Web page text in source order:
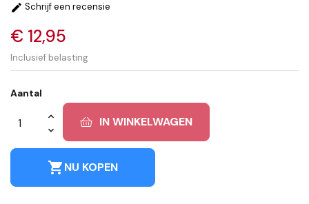
 Schrijf een recensie
€ 12,95
Inclusief belasting
Aantal
IN WINKELWAGEN
shopping_cartNU KOPEN